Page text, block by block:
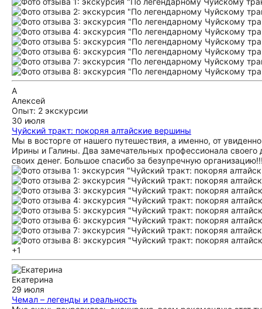
А
Алексей
Опыт: 2 экскурсии
30 июля
Чуйский тракт: покоряя алтайские вершины
Мы в восторге от нашего путешествия, а именно, от
Ирины и Галины. Два замечательных профессионала своего
своих денег. Большое спасибо за безупречную
+1
Екатерина
29 июля
Чемал – легенды и реальность